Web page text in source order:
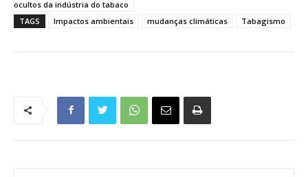
ocultos da indústria do tabaco
TAGS
Impactos ambientais mudanças climáticas Tabagismo